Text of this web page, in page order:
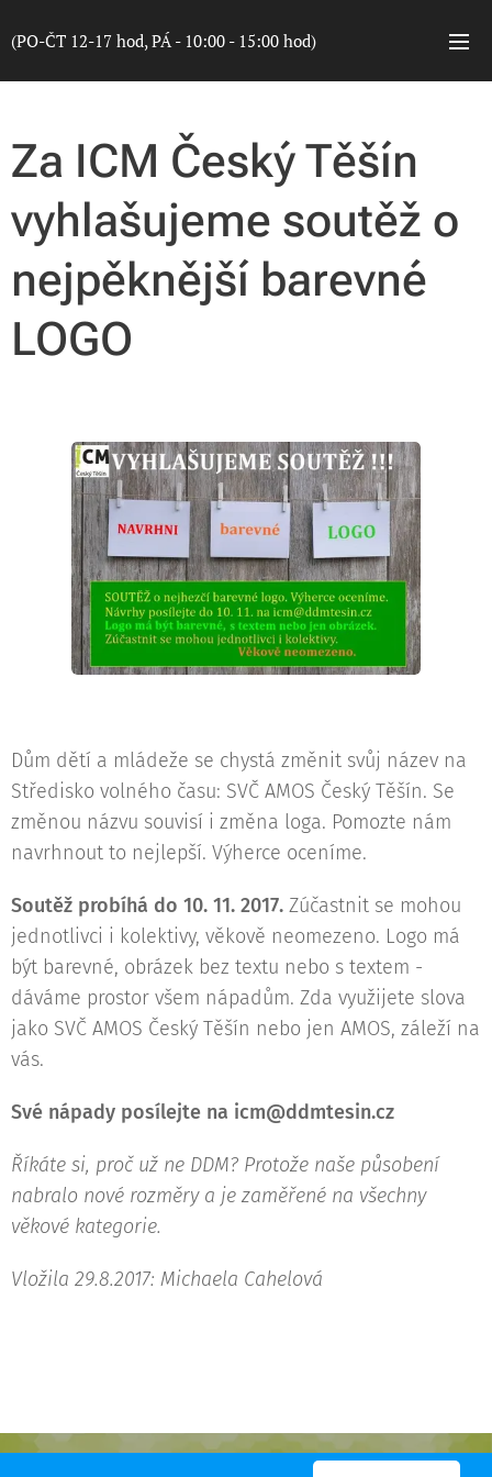
(PO-ČT 12-17 hod, PÁ - 10:00 - 15:00 hod)
Za ICM Český Těšín
vyhlašujeme soutěž o
nejpěknější barevné
LOGO
Dům dětí a mládeže se chystá změnit svůj název na
Středisko volného času: SVČ AMOS Český Těšín. Se
změnou názvu souvisí i změna loga. Pomozte nám
navrhnout to nejlepší. Výherce oceníme.
Soutěž probíhá do 10. 11. 2017. Zúčastnit se mohou
jednotlivci i kolektivy, věkově neomezeno. Logo má
být barevné, obrázek bez textu nebo s textem -
dáváme prostor všem nápadům. Zda využijete slova
jako SVČ AMOS Český Těšín nebo jen AMOS, záleží na
vás.
Své nápady posílejte na icm@ddmtesin.cz
Říkáte si, proč už ne DDM? Protože naše působení
nabralo nové rozměry a je zaměřené na všechny
věkové kategorie.
Vložila 29.8.2017: Michaela Cahelová